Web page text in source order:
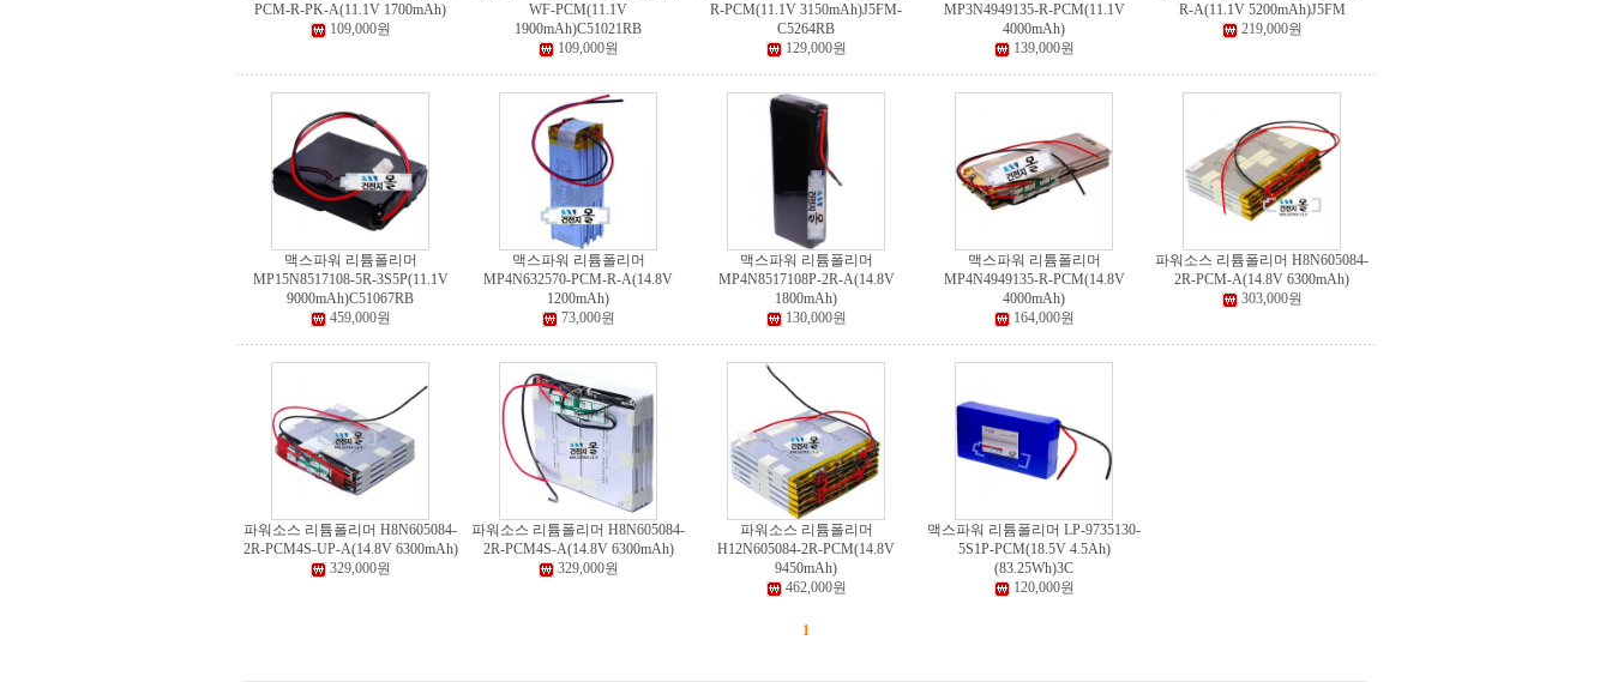
PCM-R-PK-A(11.1V 1700mAh)
109,000원
WF-PCM(11.1V
1900mAh)C51021RB
109,000원
R-PCM(11.1V 3150mAh)J5FM-
C5264RB
129,000원
MP3N4949135-R-PCM(11.1V
4000mAh)
139,000원
R-A(11.1V 5200mAh)J5FM
219,000원
맥스파워 리튬폴리머
MP15N8517108-5R-3S5P(11.1V
9000mAh)C51067RB
459,000원
맥스파워 리튬폴리머
MP4N632570-PCM-R-A(14.8V
1200mAh)
73,000원
맥스파워 리튬폴리머
MP4N8517108P-2R-A(14.8V
1800mAh)
130,000원
맥스파워 리튬폴리머
MP4N4949135-R-PCM(14.8V
4000mAh)
164,000원
파워소스 리튬폴리머 H8N605084-
2R-PCM-A(14.8V 6300mAh)
303,000원
파워소스 리튬폴리머 H8N605084-
2R-PCM4S-UP-A(14.8V 6300mAh)
329,000원
파워소스 리튬폴리머 H8N605084-
2R-PCM4S-A(14.8V 6300mAh)
329,000원
파워소스 리튬폴리머
H12N605084-2R-PCM(14.8V
9450mAh)
462,000원
맥스파워 리튬폴리머 LP-9735130-
5S1P-PCM(18.5V 4.5Ah)
(83.25Wh)3C
120,000원
1